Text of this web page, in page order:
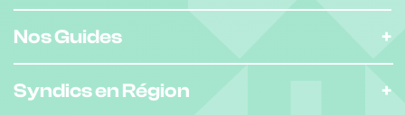
Nos Guides
Syndics en Région